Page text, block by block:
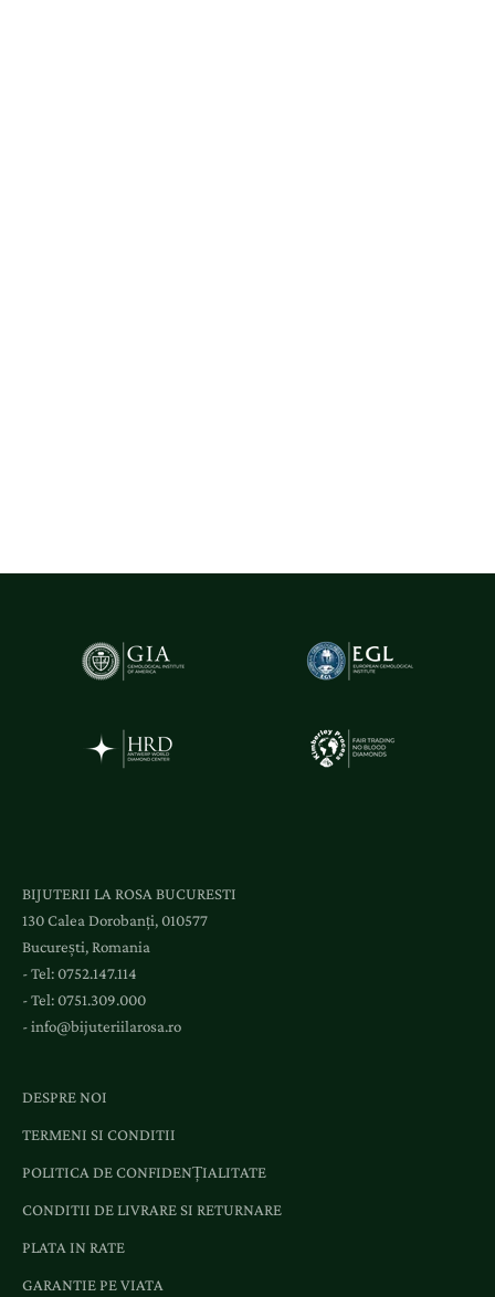
BIJUTERII LA ROSA BUCURESTI
130 Calea Dorobanți, 010577
București, Romania
- Tel:0752.147.114
- Tel:0751.309.000
-info@bijuteriilarosa.ro
DESPRE NOI
TERMENI SI CONDITII
POLITICA DE CONFIDENȚIALITATE
CONDITII DE LIVRARE SI RETURNARE
PLATA IN RATE
GARANTIE PE VIATA